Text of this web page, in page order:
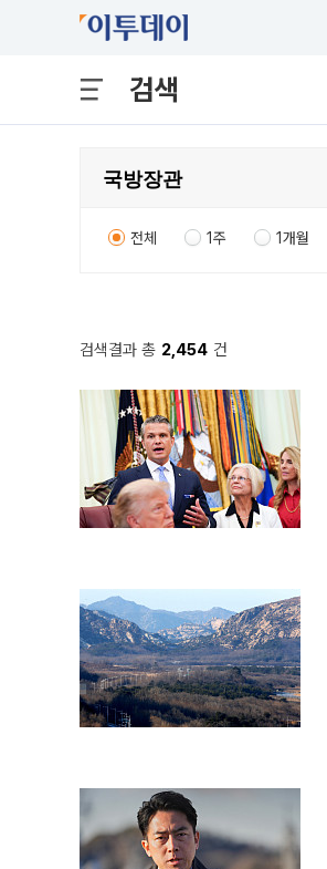
검색
전체 1주 1개월
검색결과 총 2,454 건